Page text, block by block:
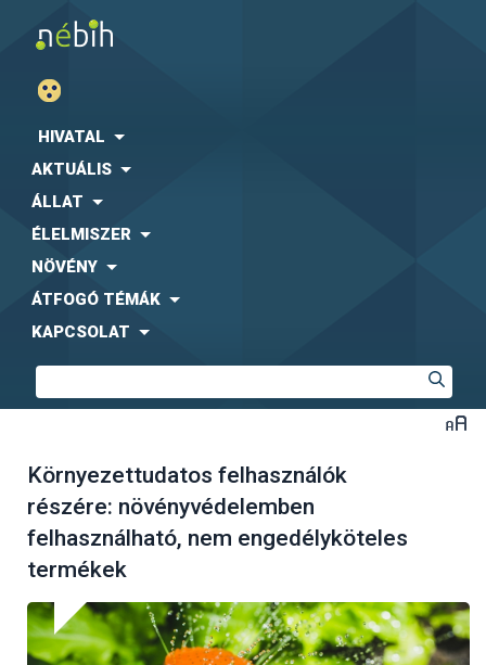
HIVATAL
AKTUÁLIS
ÁLLAT
ÉLELMISZER
NÖVÉNY
ÁTFOGÓ TÉMÁK
KAPCSOLAT
Környezettudatos felhasználók
részére: növényvédelemben
felhasználható, nem engedélyköteles
termékek